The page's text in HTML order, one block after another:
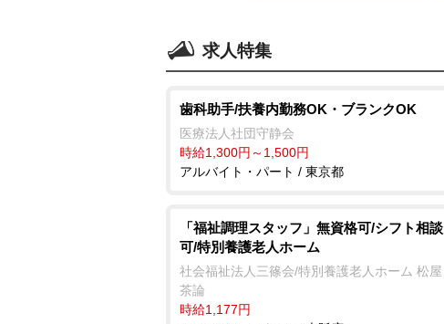
求人特集
歯科助手/扶養内勤務OK・ブランクOK
医療法人社団守静会
時給1,300円～1,500円
アルバイト・パート / 東京都
「福祉調理スタッフ」無資格可/シフト相談
可/特別養護老人ホーム
社会福祉法人三篠会/特別養護老人ホーム 松屋
茶論
時給1,177円